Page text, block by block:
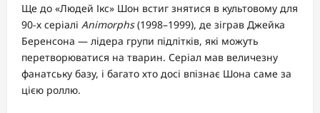
Ще до «Людей Ікс» Шон встиг знятися в культовому для
90-х серіалі Animorphs(1998–1999), де зіграв Джейка
Беренсона — лідера групи підлітків, які можуть
перетворюватися на тварин. Серіал мав величезну
фанатську базу, і багато хто досі впізнає Шона саме за
цією роллю.